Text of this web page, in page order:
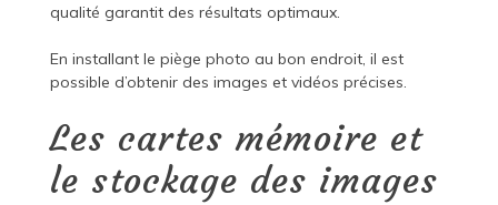
qualité garantit des résultats optimaux.
En installant le piège photo au bon endroit, il est
possible d’obtenir des images et vidéos précises.
Les cartes mémoire et
le stockage des images